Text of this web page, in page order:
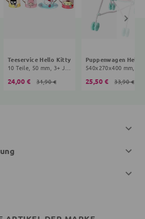
Teeservice Hello Kitty
10 Teile, 50 mm, 3+ Jahre, bunt
24,00 € 31,90 € 25,50 € 33,90 €